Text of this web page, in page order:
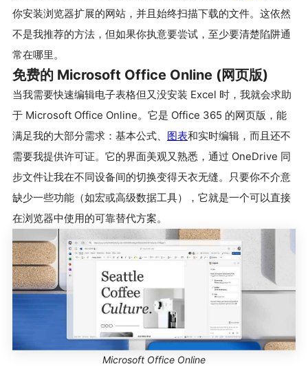
你安装浏览器扩展的网站，并且始终扫描下载的文件。这依然
不是我推荐的方法，但如果你执意要尝试，至少要清楚陷阱通
常在哪里。
免费的 Microsoft Office Online (网页版)
当我需要快速编辑电子表格但又没安装 Excel 时，我就会求助
于 Microsoft Office Online。它是 Office 365 的网页版，能
满足我的大部分需求：基本公式、 图表和实时编辑，而且还不
需要我提供许可证。它的界面美观又熟悉，通过 OneDrive 同
步文件让我在不同设备间的切换变得天衣无缝。只要你不介意
缺少一些功能（如宏或高级数据工具），它就是一个可以直接
在浏览器中使用的可靠替代方案。
Microsoft Office Online